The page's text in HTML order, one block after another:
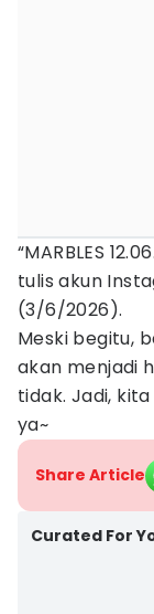
“MARBLES
tulis akun
(3/6/2026).
Meski begitu,
akan menjadi
tidak. Jadi,
ya~
Share Article
Curated For